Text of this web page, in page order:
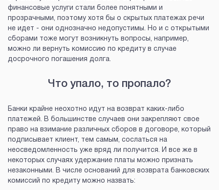
финансовые услуги стали более понятными и
прозрачными, поэтому хотя бы о скрытых платежах речи
не идет - они однозначно недопустимы. Но и с открытыми
сборами тоже могут возникнуть вопросы, например,
можно ли вернуть комиссию по кредиту в случае
досрочного погашения долга.
Что упало, то пропало?
Банки крайне неохотно идут на возврат каких-либо
платежей. В большинстве случаев они закрепляют свое
право на взимание различных сборов в договоре, который
подписывает клиент, тем самым, сослаться на
неосведомленность уже вряд ли получится. И все же в
некоторых случаях удержание платы можно признать
незаконными. В числе оснований для возврата банковских
комиссий по кредиту можно назвать: